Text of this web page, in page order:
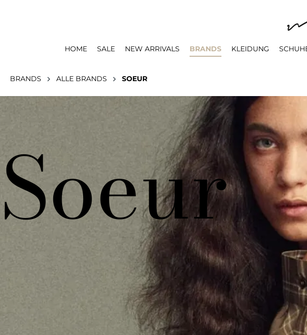
HOME SALE NEW ARRIVALS BRANDS KLEIDUNG
BRANDS ALLE BRANDS SOEUR
Soeur